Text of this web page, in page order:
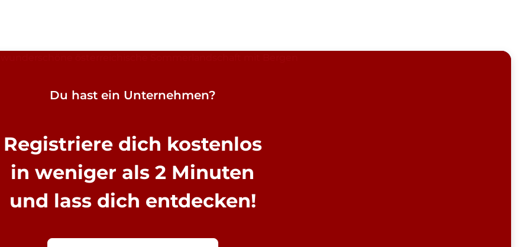
Du hast ein Unternehmen?
Registriere dich kostenlos
in weniger als 2 Minuten
und lass dich entdecken!